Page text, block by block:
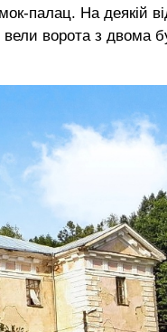
палац. На деякій
ворота з двома